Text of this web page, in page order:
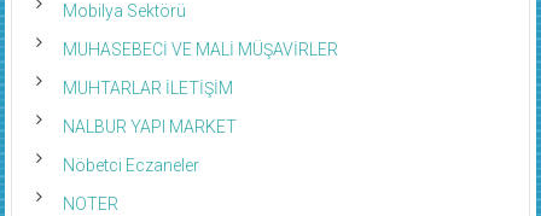
Mobilya Sektörü
MUHASEBECİ VE MALİ MÜŞAVİRLER
MUHTARLAR İLETİŞİM
NALBUR YAPI MARKET
Nöbetci Eczaneler
NOTER